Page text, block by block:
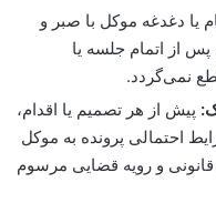
یا دغدغه موکل با صبر و
از اتمام جلسه یا
نمی‌گردد.
پیش از هر تصمیم یا اقدام،
احتمالی پرونده به موکل
قانونی و رویه قضایی مرسوم